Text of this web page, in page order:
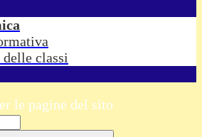
classi
le pagine del sito